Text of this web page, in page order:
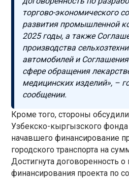
торгово-экономического
развития промышленной
2025 годы, а также
производства
автомобилей и
сфере обращения
медицинских изделий», –
сообщении.
Кроме того, стороны
Узбекско-кыргызского
начавшего финансирование
городского транспорта на
Достигнута договоренность о
финансирования проекта по